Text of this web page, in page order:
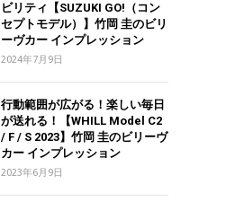
ビリティ【SUZUKI GO!（コン
セプトモデル）】竹岡 圭のビリ
ーヴカー インプレッション
2024年7月9日
行動範囲が広がる！楽しい毎日
が送れる！【WHILL Model C2
/ F / S 2023】竹岡 圭のビリーヴ
カー インプレッション
2023年6月9日